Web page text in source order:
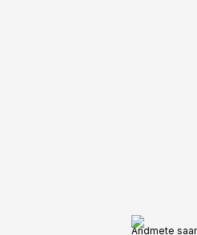
Andmete